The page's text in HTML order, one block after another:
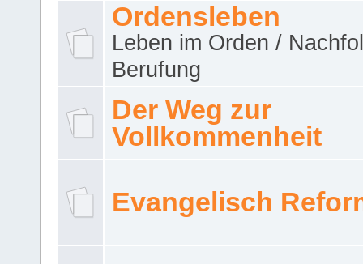
Ordensleben
Leben im Orden /
Berufung
Der Weg zur
Vollkommenheit
Evangelisch